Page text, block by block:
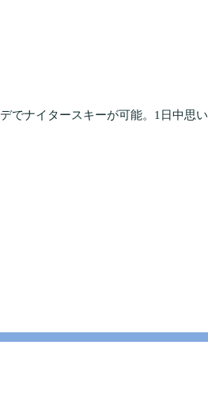
でナイタースキーが可能。1日中思い